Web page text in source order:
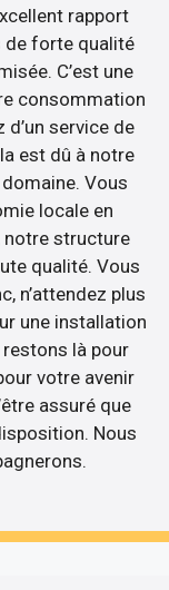
rapport
de forte qualité
C’est une
consommation
d’un service de
est dû à notre
Vous
locale en
notre structure
qualité. Vous
n’attendez plus
une installation
là pour
votre avenir
assuré que
Nous